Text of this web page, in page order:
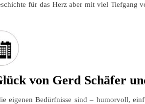
für das Herz aber mit viel Tiefgang
von Gerd Schäfer
eigenen Bedürfnisse sind – humorvoll,